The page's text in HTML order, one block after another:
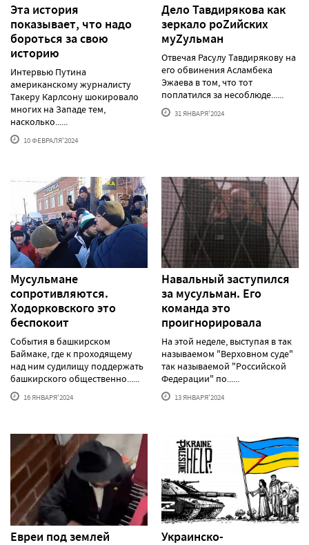
Эта история
показывает, что надо
бороться за свою
историю
Интервью Путина
американскому журналисту
Такеру Карлсону шокировало
многих на Западе тем,
насколько......
10 ФЕВРАЛЯ'2024
Дело Тавдирякова как
зеркало роZийских
муZульман
Отвечая Расулу Тавдирякову на
его обвинения Асламбека
Эжаева в том, что тот
поплатился за несоблюде......
31 ЯНВАРЯ'2024
Мусульмане
сопротивляются.
Ходорковского это
беспокоит
События в башкирском
Баймаке, где к проходящему
над ним судилищу поддержать
башкирского общественно......
16 ЯНВАРЯ'2024
Навальный заступился
за мусульман. Его
команда это
проигнорировала
На этой неделе, выступая в так
называемом "Верховном суде"
так называемой "Российской
Федерации" по......
13 ЯНВАРЯ'2024
Евреи под землей
Украинско-